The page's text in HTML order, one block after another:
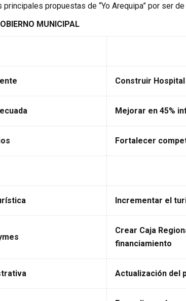
propuestas de “Yo Arequipa” por ser
MUNICIPAL
Construir
Mejorar en 45%
Fortalecer
Incrementar el
Crear Caja
financiamiento
Actualizacióndel